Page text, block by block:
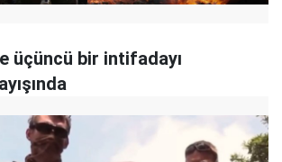
üçüncü bir intifadayı